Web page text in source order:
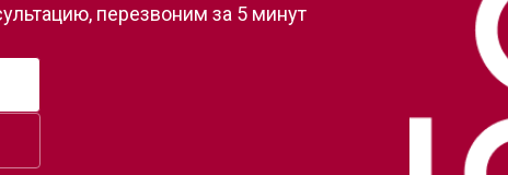
перезвоним за 5 минут